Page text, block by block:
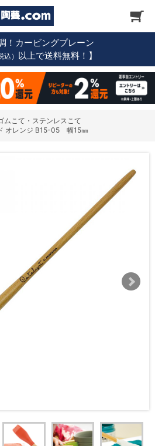
！カービングプレーン
込） 以上で送料無料！】
ムこて・ステンレスこて
オレンジ B15-05 幅15㎜